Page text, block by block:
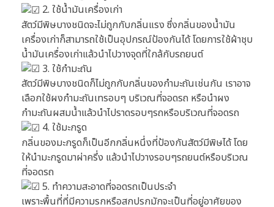
2. ใช้น้ำมันเครื่องเก่า
สัตว์มีพิษบางชนิดจะไม่ถูกกับกลิ่นแรง ซึ่งกลิ่นของน้ำมัน
เครื่องเก่าก็สามารถใช้เป็นอุปกรณ์ป้องกันได้ โดยการใช้ผ้าชุบ
น้ำมันเครื่องเก่าแล้วนำไปวางจุดที่ใกล้กับรถยนต์
3. ใช้กำมะถัน
สัตว์มีพิษบางชนิดก็ไม่ถูกกับกลิ่นของกำมะถันเช่นกัน เราอาจ
เลือกใช้ผงกำมะถันเทรอบๆ บริเวณที่จอดรถ หรือนำผง
กำมะถันผสมน้ำแล้วนำไปราดรอบๆรถหรือบริเวณที่จอดรถ
4. ใช้มะกรูด
กลิ่นของมะกรูดก็เป็นอีกกลิ่นหนึ่งที่ป้องกันสัตว์มีพิษได้ โดย
ให้นำมะกรูดมาผ่าครึ่ง แล้วนำไปวางรอบๆรถยนต์หรือบริเวณ
ที่จอดรถ
5. ทำความสะอาดที่จอดรถเป็นประจำ
เพราะพื้นที่ที่มีความรกหรือสกปรกมักจะเป็นที่อยู่อาศัยของ